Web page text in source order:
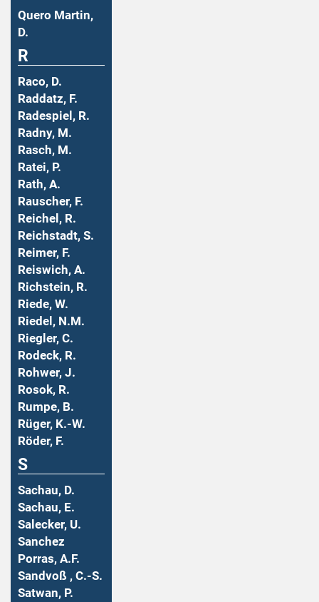
Quero Martin,
D.
R
Raco, D.
Raddatz, F.
Radespiel, R.
Radny, M.
Rasch, M.
Ratei, P.
Rath, A.
Rauscher, F.
Reichel, R.
Reichstadt, S.
Reimer, F.
Reiswich, A.
Richstein, R.
Riede, W.
Riedel, N.M.
Riegler, C.
Rodeck, R.
Rohwer, J.
Rosok, R.
Rumpe, B.
Rüger, K.-W.
Röder, F.
S
Sachau, D.
Sachau, E.
Salecker, U.
Sanchez
Porras, A.F.
Sandvoß , C.-S.
Satwan, P.